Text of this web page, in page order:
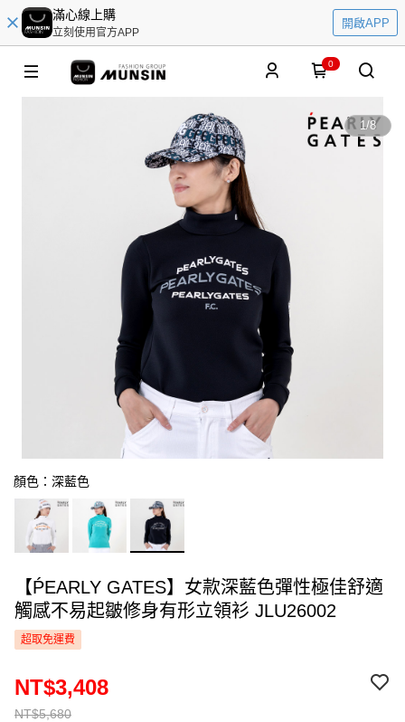
滿心線上購
立刻使用官方APP
開啟APP
0
1/8
顏色：深藍色
【ṔEARLY GATES】女款深藍色彈性極佳舒適
觸感不易起皺修身有形立領衫 JLU26002
超取免運費
NT$5,680
NT$3,408